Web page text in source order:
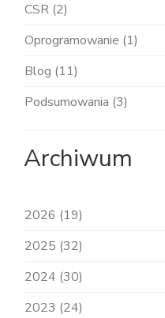
CSR (2)
Oprogramowanie (1)
Blog (11)
Podsumowania (3)
Archiwum
2026 (19)
2025 (32)
2024 (30)
2023 (24)